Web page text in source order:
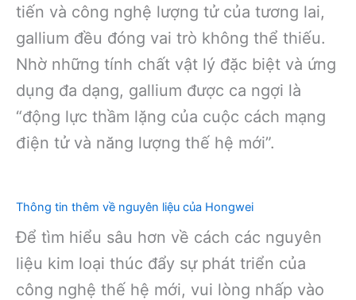
tiến và công nghệ lượng tử của tương lai,
gallium đều đóng vai trò không thể thiếu.
Nhờ những tính chất vật lý đặc biệt và ứng
dụng đa dạng, gallium được ca ngợi là
“động lực thầm lặng của cuộc cách mạng
điện tử và năng lượng thế hệ mới”.
Thông tin thêm về nguyên liệu của Hongwei
Để tìm hiểu sâu hơn về cách các nguyên
liệu kim loại thúc đẩy sự phát triển của
công nghệ thế hệ mới, vui lòng nhấp vào